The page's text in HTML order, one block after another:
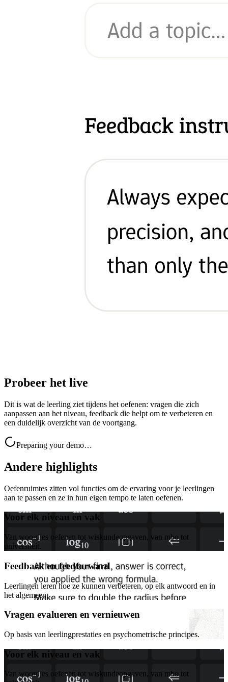
Probeer het live
Dit is wat de leerling ziet tijdens het oefenen: vragen die zich
aanpassen aan het niveau, feedback die helpt om te verbeteren en
een duidelijk overzicht van de voortgang.
Preparing your demo…
Andere highlights
Oefenruimtes zitten vol functies om de ervaring voor je leerlingen
aan te passen en ze in hun eigen tempo te laten oefenen.
Voor elk niveau en vak
Van woordjes oefenen tot wiskundeopgaven, van mbo tot
universiteit.
Feedback en feedforward
Leerlingen leren hoe ze kunnen verbeteren, op elk antwoord en in
het algemeen.
Vragen evalueren en vernieuwen
Op basis van leerlingprestaties en psychometrische principes.
Voor elk niveau en vak
Van woordjes oefenen tot wiskundeopgaven, van mbo tot